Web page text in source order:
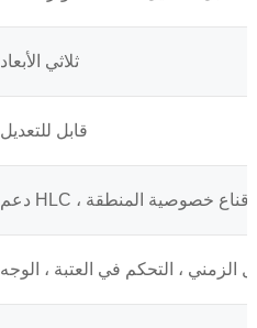
ثلاثي الأبعاد
قابل للتعديل
، التحكم في العتبة ، الوجه